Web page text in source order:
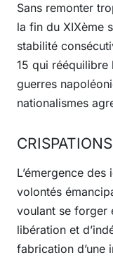
Sans remonter
la fin du XIXème
stabilité
15 qui rééquilibre
guerres
nationalismes
CRISPATIONS
L’émergence
volontés
voulant se forger
libération et
fabrication d’une